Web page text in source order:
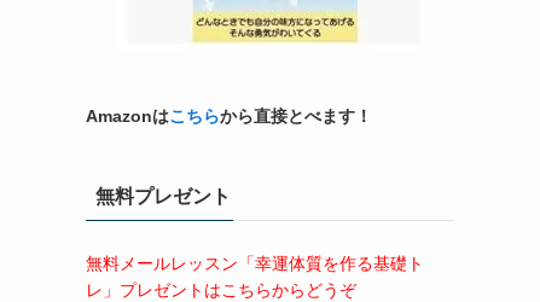
Amazonはこちらから直接とべます！
無料プレゼント
無料メールレッスン「幸運体質を作る基礎ト
レ」プレゼントはこちらからどうぞ